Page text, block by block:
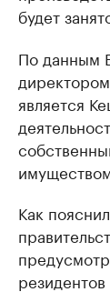
будет
По данным
является
Как